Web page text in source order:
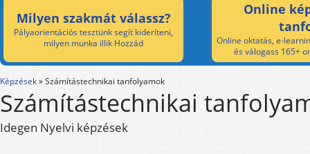
Milyen szakmát válassz?
Pályaorientációs tesztünk segít kideríteni,
milyen munka illik Hozzád
Online
Online oktatás, e-
és válogass 165+
Képzések»Számítástechnikai tanfolyamok
Számítástechnikai
Idegen Nyelvi képzések